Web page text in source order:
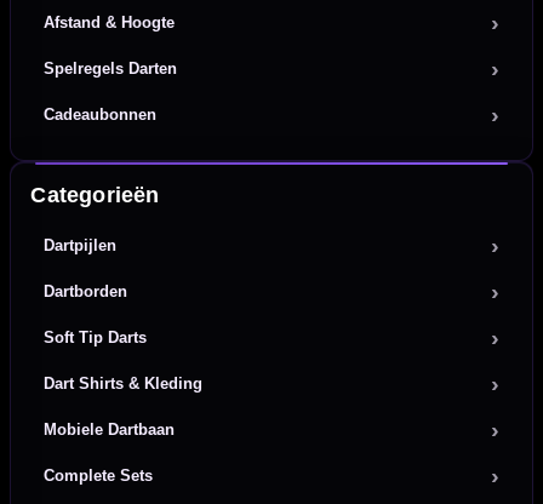
Afstand & Hoogte
Spelregels Darten
Cadeaubonnen
Categorieën
Dartpijlen
Dartborden
Soft Tip Darts
Dart Shirts & Kleding
Mobiele Dartbaan
Complete Sets